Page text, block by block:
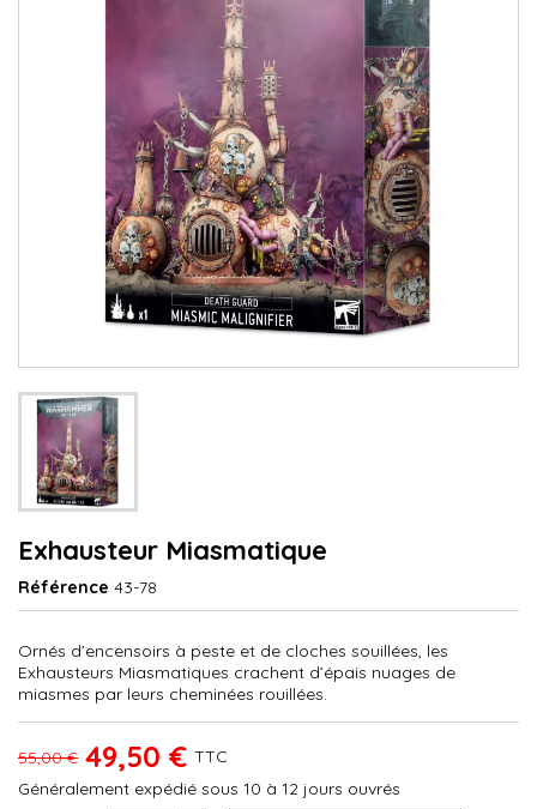
Exhausteur Miasmatique
Référence 43-78
Ornés d’encensoirs à peste et de cloches souillées, les
Exhausteurs Miasmatiques crachent d’épais nuages de
miasmes par leurs cheminées rouillées.
55,00 € 49,50 € TTC
Généralement expédié sous 10 à 12 jours ouvrés